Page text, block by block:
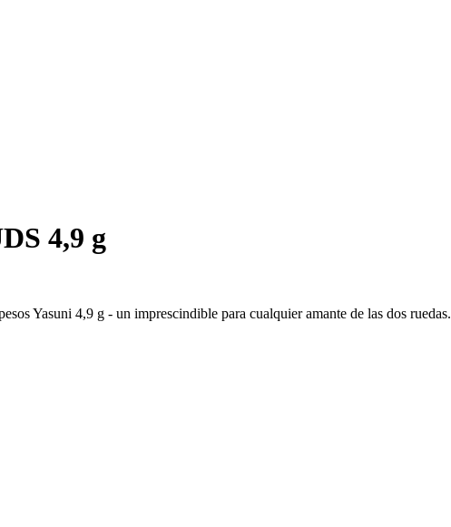
4,9 g
Yasuni 4,9 g - un imprescindible para cualquier amante de las dos ruedas.